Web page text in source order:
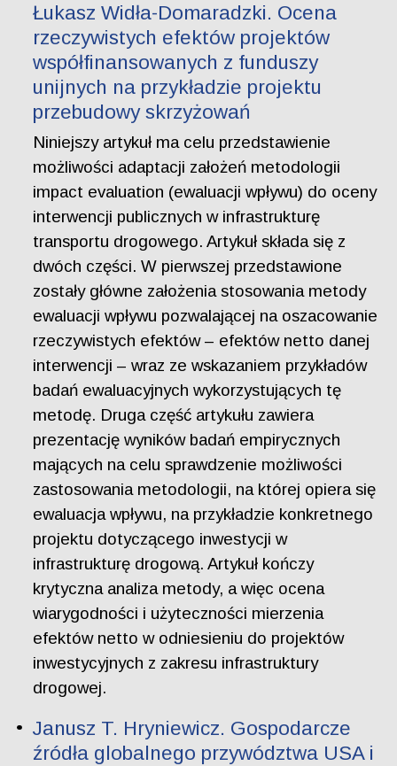
Łukasz Widła-Domaradzki. Ocena
rzeczywistych efektów projektów
współfinansowanych z funduszy
unijnych na przykładzie projektu
przebudowy skrzyżowań
Niniejszy artykuł ma celu przedstawienie
możliwości adaptacji założeń metodologii
impact evaluation (ewaluacji wpływu) do oceny
interwencji publicznych w infrastrukturę
transportu drogowego. Artykuł składa się z
dwóch części. W pierwszej przedstawione
zostały główne założenia stosowania metody
ewaluacji wpływu pozwalającej na oszacowanie
rzeczywistych efektów – efektów netto danej
interwencji – wraz ze wskazaniem przykładów
badań ewaluacyjnych wykorzystujących tę
metodę. Druga część artykułu zawiera
prezentację wyników badań empirycznych
mających na celu sprawdzenie możliwości
zastosowania metodologii, na której opiera się
ewaluacja wpływu, na przykładzie konkretnego
projektu dotyczącego inwestycji w
infrastrukturę drogową. Artykuł kończy
krytyczna analiza metody, a więc ocena
wiarygodności i użyteczności mierzenia
efektów netto w odniesieniu do projektów
inwestycyjnych z zakresu infrastruktury
drogowej.
Janusz T. Hryniewicz. Gospodarcze
źródła globalnego przywództwa USA i